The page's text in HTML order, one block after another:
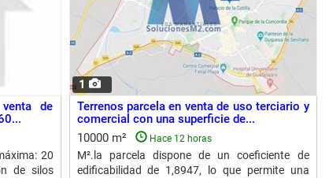
de
20
de silos
1
Terrenos parcela en venta de uso terciario y
comercial con una superficie de...
10000 m²
Hace 12 horas
M².la parcela dispone de un coeficiente de
edificabilidad de 1,8947, lo que permite una